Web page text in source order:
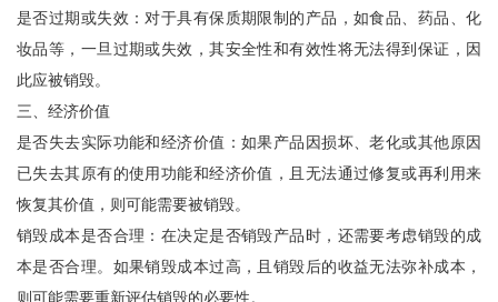
是否过期或失效：对于具有保质期限制的产品，如食品、药品、化
妆品等，一旦过期或失效，其安全性和有效性将无法得到保证，因
此应被销毁。
三、经济价值
是否失去实际功能和经济价值：如果产品因损坏、老化或其他原因
已失去其原有的使用功能和经济价值，且无法通过修复或再利用来
恢复其价值，则可能需要被销毁。
销毁成本是否合理：在决定是否销毁产品时，还需要考虑销毁的成
本是否合理。如果销毁成本过高，且销毁后的收益无法弥补成本，
则可能需要重新评估销毁的必要性。